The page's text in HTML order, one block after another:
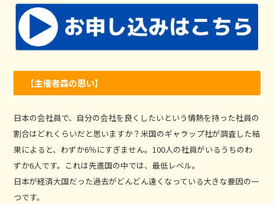
【主催者森の思い】
日本の会社員で、自分の会社を良くしたいという情熱を持った社員の
割合はどれくらいだと思いますか？米国のギャラップ社が調査した結
果によると、わずか6％にすぎません。100人の社員がいるうちのわ
ずか6人です。これは先進国の中では、最低レベル。
日本が経済大国だった過去がどんどん遠くなっている大きな要因の一
つです。